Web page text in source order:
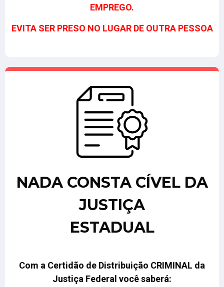
EMPREGO.
EVITA SER PRESO NO LUGAR DE OUTRA PESSOA
NADA CONSTA CÍVEL DA
JUSTIÇA
ESTADUAL
Com a Certidão de Distribuição CRIMINAL da
Justiça Federal você saberá: